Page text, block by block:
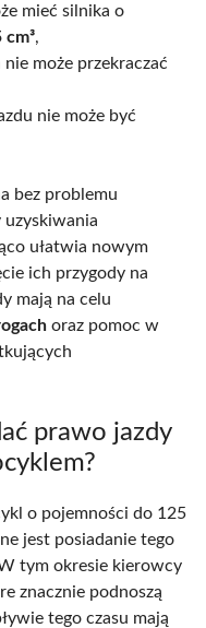
mieć silnika o
cm³,
może przekraczać
nie może być
bez problemu
uzyskiwania
ułatwia nowym
ich przygody na
mają na celu
oraz pomoc w
prawo jazdy
o pojemności do 125
jest posiadanie tego
tym okresie kierowcy
znacznie podnoszą
tego czasu mają